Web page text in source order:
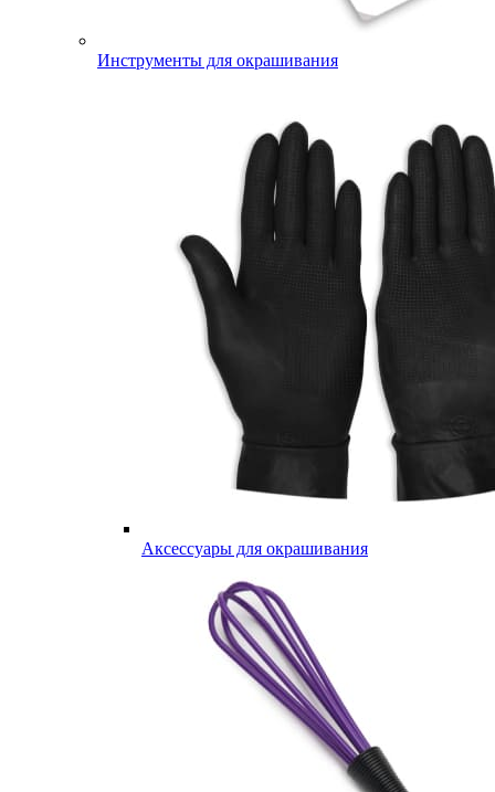
Инструменты для окрашивания
Аксессуары для окрашивания